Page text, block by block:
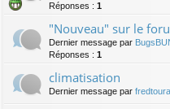
Réponses : 1
"Nouveau" sur le
Dernier message par
Réponses : 1
climatisation
Dernier message par